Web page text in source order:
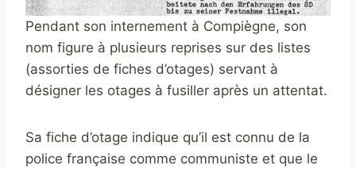
Pendant son internement à Compiègne, son
nom figure à plusieurs reprises sur des listes
(assorties de fiches d’otages) servant à
désigner les otages à fusiller après un attentat.
Sa fiche d’otage indique qu’il est connu de la
police française comme communiste et que le